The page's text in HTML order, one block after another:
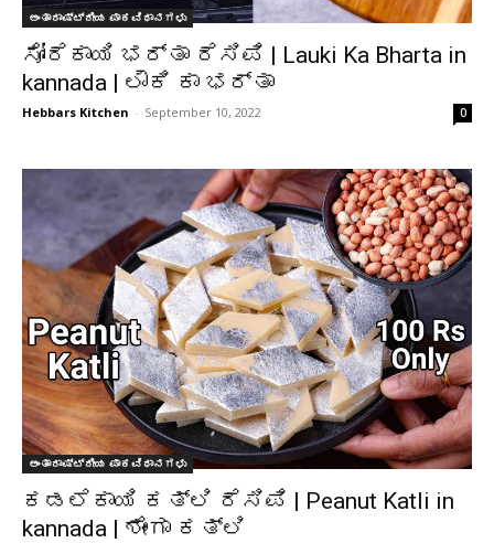
ಅಂತಾರಾಷ್ಟ್ರೀಯ ಪಾಕವಿಧಾನಗಳು
ಸೋರೆಕಾಯಿ ಭರ್ತಾ ರೆಸಿಪಿ | Lauki Ka Bharta in
kannada | ಲೌಕಿ ಕಾ ಭರ್ತಾ
Hebbars Kitchen - September 10, 2022 0
ಅಂತಾರಾಷ್ಟ್ರೀಯ ಪಾಕವಿಧಾನಗಳು
ಕಡಲೆಕಾಯಿ ಕತ್ಲಿ ರೆಸಿಪಿ | Peanut Katli in
kannada | ಶೇಂಗಾ ಕತ್ಲಿ